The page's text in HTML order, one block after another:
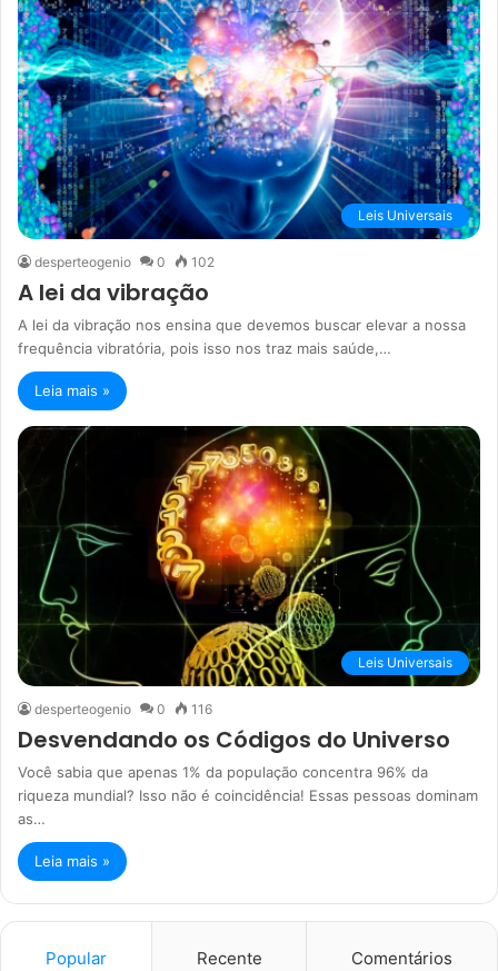
Leis Universais
desperteogenio 0 102
A lei da vibração
A lei da vibração nos ensina que devemos buscar elevar a nossa
frequência vibratória, pois isso nos traz mais saúde,…
Leia mais »
Leis Universais
desperteogenio 0 116
Desvendando os Códigos do Universo
Você sabia que apenas 1% da população concentra 96% da
riqueza mundial? Isso não é coincidência! Essas pessoas dominam
as…
Leia mais »
Popular Recente Comentários